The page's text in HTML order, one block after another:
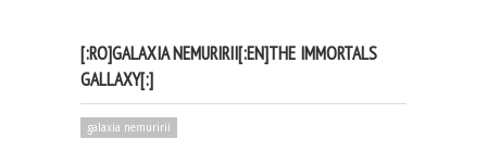
[:RO]GALAXIA NEMURIRII[:EN]THE IMMORTALS
GALLAXY[:]
galaxia nemuririi